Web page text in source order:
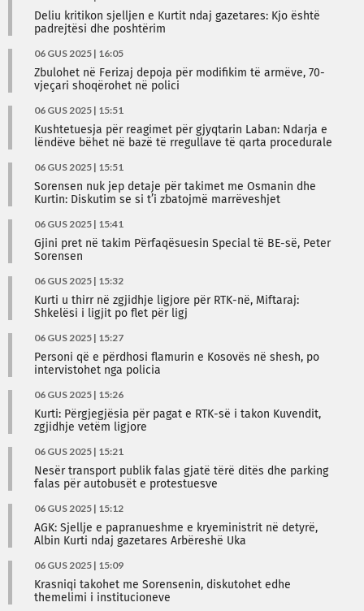
Deliu kritikon sjelljen e Kurtit ndaj gazetares: Kjo është
padrejtësi dhe poshtërim
06 GUS 2025 | 16:05
Zbulohet në Ferizaj depoja për modifikim të armëve, 70-
vjeçari shoqërohet në polici
06 GUS 2025 | 15:51
Kushtetuesja për reagimet për gjyqtarin Laban: Ndarja e
lëndëve bëhet në bazë të rregullave të qarta procedurale
06 GUS 2025 | 15:51
Sorensen nuk jep detaje për takimet me Osmanin dhe
Kurtin: Diskutim se si t’i zbatojmë marrëveshjet
06 GUS 2025 | 15:41
Gjini pret në takim Përfaqësuesin Special të BE-së, Peter
Sorensen
06 GUS 2025 | 15:32
Kurti u thirr në zgjidhje ligjore për RTK-në, Miftaraj:
Shkelësi i ligjit po flet për ligj
06 GUS 2025 | 15:27
Personi që e përdhosi flamurin e Kosovës në shesh, po
intervistohet nga policia
06 GUS 2025 | 15:26
Kurti: Përgjegjësia për pagat e RTK-së i takon Kuvendit,
zgjidhje vetëm ligjore
06 GUS 2025 | 15:21
Nesër transport publik falas gjatë tërë ditës dhe parking
falas për autobusët e protestuesve
06 GUS 2025 | 15:12
AGK: Sjellje e papranueshme e kryeministrit në detyrë,
Albin Kurti ndaj gazetares Arbëreshë Uka
06 GUS 2025 | 15:09
Krasniqi takohet me Sorensenin, diskutohet edhe
themelimi i institucioneve